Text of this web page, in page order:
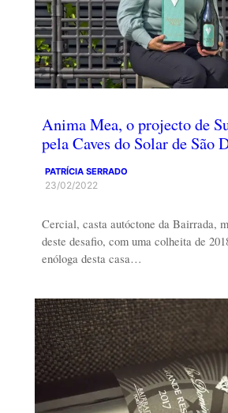
Anima Mea, o projecto de
pela Caves do Solar de São
PATRÍCIA SERRADO
23/02/2022
Cercial, casta autóctone da Bairrada,
deste desafio, com uma colheita de
enóloga desta casa…